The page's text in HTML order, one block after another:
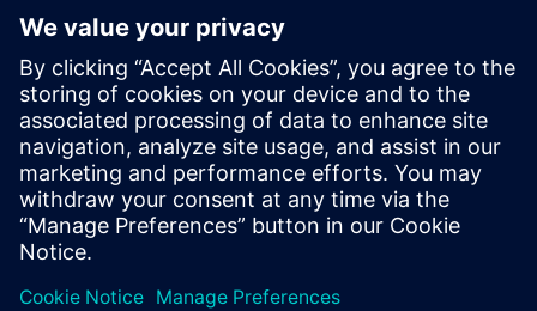
人員、操作人員
Dates And Registration
Currently, no events available
Add yourself to the course request list and you will be notified
when new dates become available.
Activate notification service